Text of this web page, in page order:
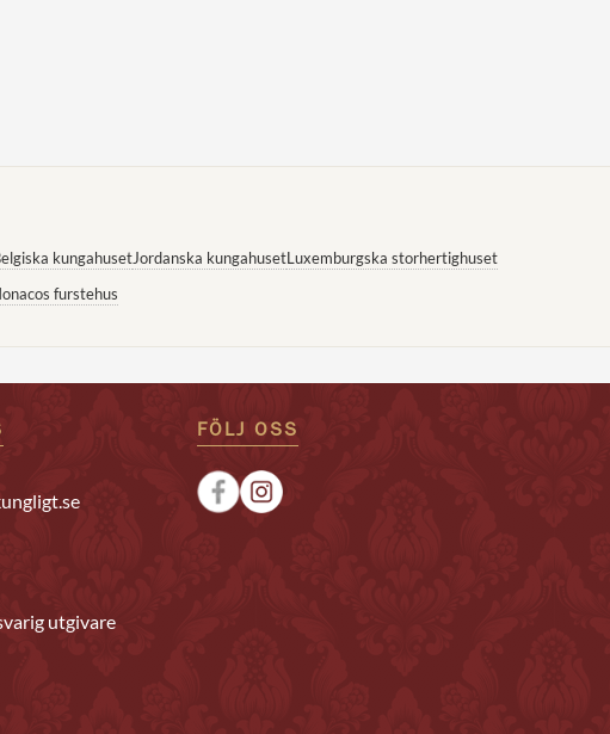
kungahusetJordanska kungahusetLuxemburgska storhertighuset
furstehus
utgivare
FÖLJ OSS